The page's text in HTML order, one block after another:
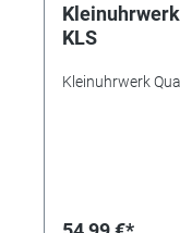
KLS
Kleinuhrwerk